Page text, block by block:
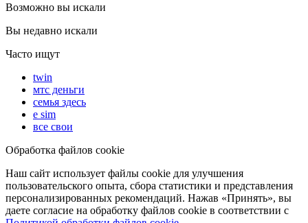
Возможно вы искали
Вы недавно искали
Часто ищут
twin
мтс деньги
семья здесь
e sim
все свои
Обработка файлов cookie
Наш сайт использует файлы cookie для улучшения
пользовательского опыта, сбора статистики и представления
персонализированных рекомендаций. Нажав «Принять», вы
даете согласие на обработку файлов cookie в соответствии с